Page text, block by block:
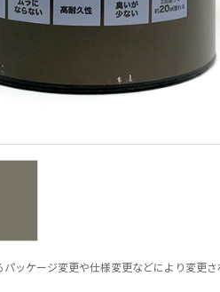
ッケージ変更や仕様変更などにより変更